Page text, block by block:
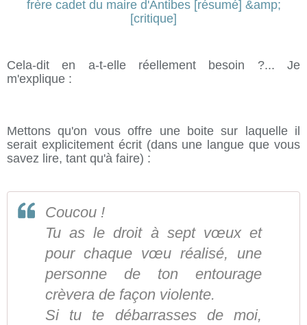
Cela-dit en a-t-elle réellement besoin ?... Je
m'explique :
Mettons qu'on vous offre une boite sur laquelle il
serait explicitement écrit (dans une langue que vous
savez lire, tant qu'à faire) :
Coucou !
Tu as le droit à sept vœux et
pour chaque vœu réalisé, une
personne de ton entourage
crèvera de façon violente.
Si tu te débarrasses de moi,